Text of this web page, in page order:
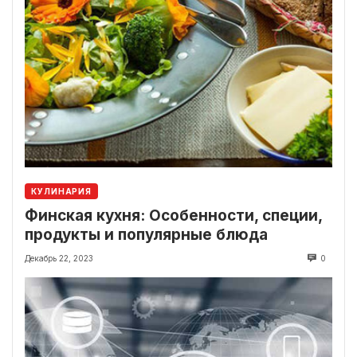
КУЛИНАРИЯ
Финская кухня: Особенности, специи,
продукты и популярные блюда
Декабрь 22, 2023 0